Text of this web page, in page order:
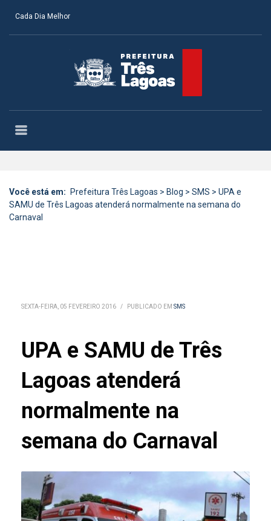
Cada Dia Melhor
Você está em: Prefeitura Três Lagoas > Blog > SMS > UPA e
SAMU de Três Lagoas atenderá normalmente na semana do
Carnaval
SEXTA-FEIRA, 05 FEVEREIRO 2016 / PUBLICADO EM SMS
UPA e SAMU de Três
Lagoas atenderá
normalmente na
semana do Carnaval